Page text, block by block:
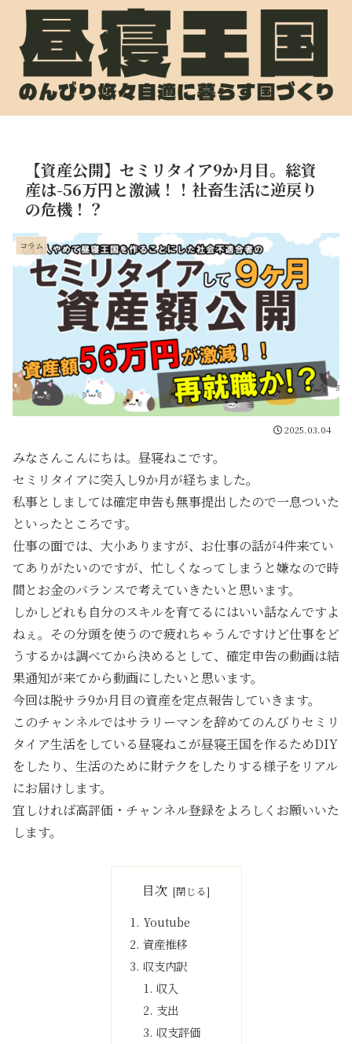
【資産公開】セミリタイア9か月目。総資
産は-56万円と激減！！社畜生活に逆戻り
の危機！？
コラム
2025.03.04
みなさんこんにちは。昼寝ねこです。
セミリタイアに突入し9か月が経ちました。
私事としましては確定申告も無事提出したので一息ついた
といったところです。
仕事の面では、大小ありますが、お仕事の話が4件来てい
てありがたいのですが、忙しくなってしまうと嫌なので時
間とお金のバランスで考えていきたいと思います。
しかしどれも自分のスキルを育てるにはいい話なんですよ
ねぇ。その分頭を使うので疲れちゃうんですけど仕事をど
うするかは調べてから決めるとして、確定申告の動画は結
果通知が来てから動画にしたいと思います。
今回は脱サラ9か月目の資産を定点報告していきます。
このチャンネルではサラリーマンを辞めてのんびりセミリ
タイア生活をしている昼寝ねこが昼寝王国を作るためDIY
をしたり、生活のために財テクをしたりする様子をリアル
にお届けします。
宜しければ高評価・チャンネル登録をよろしくお願いいた
します。
目次
Youtube
資産推移
収支内訳
収入
支出
収支評価